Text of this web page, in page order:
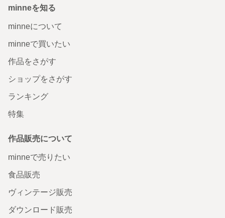
minneを知る
minneについて
minneで買いたい
作品をさがす
ショップをさがす
ランキング
特集
作品販売について
minneで売りたい
食品販売
ヴィンテージ販売
ダウンロード販売